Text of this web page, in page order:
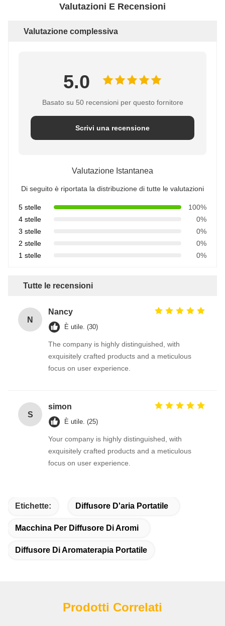
Valutazioni E Recensioni
Valutazione complessiva
5.0
Basato su 50 recensioni per questo fornitore
Scrivi una recensione
Valutazione Istantanea
Di seguito è riportata la distribuzione di tutte le valutazioni
5 stelle
100%
4 stelle
0%
3 stelle
0%
2 stelle
0%
1 stelle
0%
Tutte le recensioni
N
Nancy
È utile. (30)
The company is highly distinguished, with
exquisitely crafted products and a meticulous
focus on user experience.
S
simon
È utile. (25)
Your company is highly distinguished, with
exquisitely crafted products and a meticulous
focus on user experience.
Etichette: Diffusore D'aria Portatile
Macchina Per Diffusore Di Aromi
Diffusore Di Aromaterapia Portatile
Prodotti Correlati